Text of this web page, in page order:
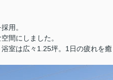
用。
間にしました。
室は広々1.25坪。1日の疲れを